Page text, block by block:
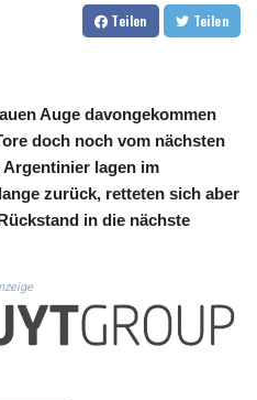
CUC 1.156136
CUP 30.637594
DKK 7.477932
DOP 67.345355
DZD 153.694406
EGP 57.293288
ERN 17.342035
FKP 0.859288
GBP 0.856968
GEL 3.017966
Teilen Teilen
Auge davongekommen
doch noch vom nächsten
Argentinier lagen im
zurück, retteten sich aber
in die nächste